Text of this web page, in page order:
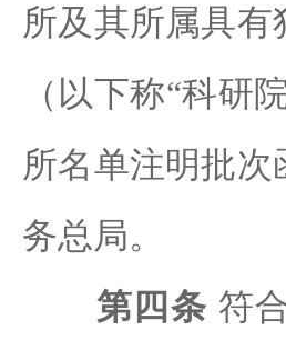
所及其所属具
（以下称“科研
所名单注明批
务总局。
第四条 符